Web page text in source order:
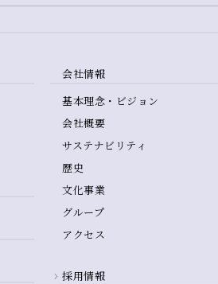
会社情報
基本理念・ビジョン
会社概要
サステナビリティ
歴史
文化事業
グループ
アクセス
採用情報